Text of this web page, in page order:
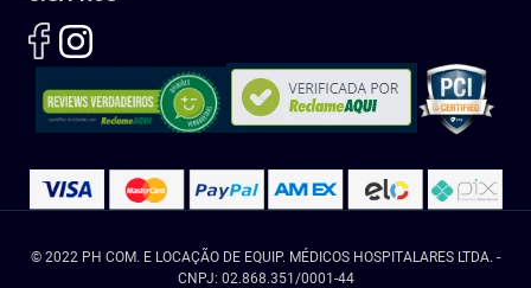
© 2022 PH COM. E LOCAÇÃO DE EQUIP. MÉDICOS HOSPITALARES LTDA. -
CNPJ: 02.868.351/0001-44